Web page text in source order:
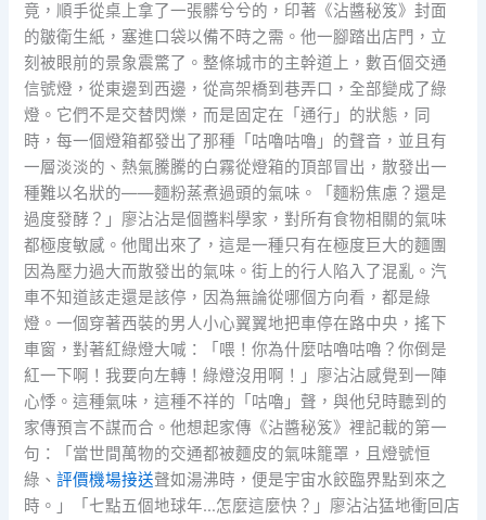
竟，順手從桌上拿了一張髒兮兮的，印著《沾醬秘笈》封面
的皺衛生紙，塞進口袋以備不時之需。他一腳踏出店門，立
刻被眼前的景象震驚了。整條城市的主幹道上，數百個交通
信號燈，從東邊到西邊，從高架橋到巷弄口，全部變成了綠
燈。它們不是交替閃爍，而是固定在「通行」的狀態，同
時，每一個燈箱都發出了那種「咕嚕咕嚕」的聲音，並且有
一層淡淡的、熱氣騰騰的白霧從燈箱的頂部冒出，散發出一
種難以名狀的——麵粉蒸煮過頭的氣味。「麵粉焦慮？還是
過度發酵？」廖沾沾是個醬料學家，對所有食物相關的氣味
都極度敏感。他聞出來了，這是一種只有在極度巨大的麵團
因為壓力過大而散發出的氣味。街上的行人陷入了混亂。汽
車不知道該走還是該停，因為無論從哪個方向看，都是綠
燈。一個穿著西裝的男人小心翼翼地把車停在路中央，搖下
車窗，對著紅綠燈大喊：「喂！你為什麼咕嚕咕嚕？你倒是
紅一下啊！我要向左轉！綠燈沒用啊！」廖沾沾感覺到一陣
心悸。這種氣味，這種不祥的「咕嚕」聲，與他兒時聽到的
家傳預言不謀而合。他想起家傳《沾醬秘笈》裡記載的第一
句：「當世間萬物的交通都被麵皮的氣味籠罩，且燈號恒
綠、評價機場接送聲如湯沸時，便是宇宙水餃臨界點到來之
時。」「七點五個地球年…怎麼這麼快？」廖沾沾猛地衝回店